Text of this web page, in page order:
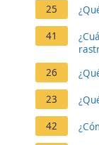
25
41
26
23
42